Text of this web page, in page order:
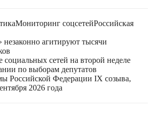
Мониторинг соцсетейРоссийская
агитируют тысячи
сетей на второй неделе
по выборам депутатов
Российской Федерации IX созыва,
2026 года